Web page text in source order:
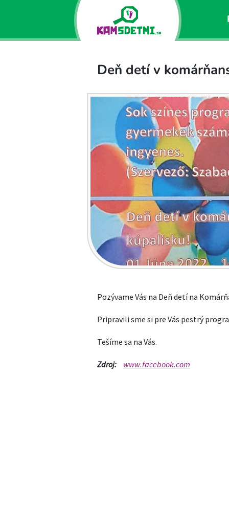
Deň detí v
Pozývame Vás na Deň detí na
Pripravili sme si pre Vás pestrý
Tešíme sa na Vás.
Zdroj: www.facebook.com